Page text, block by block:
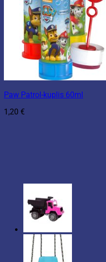
Paw Patrol-kuplis 60ml
1,20 €